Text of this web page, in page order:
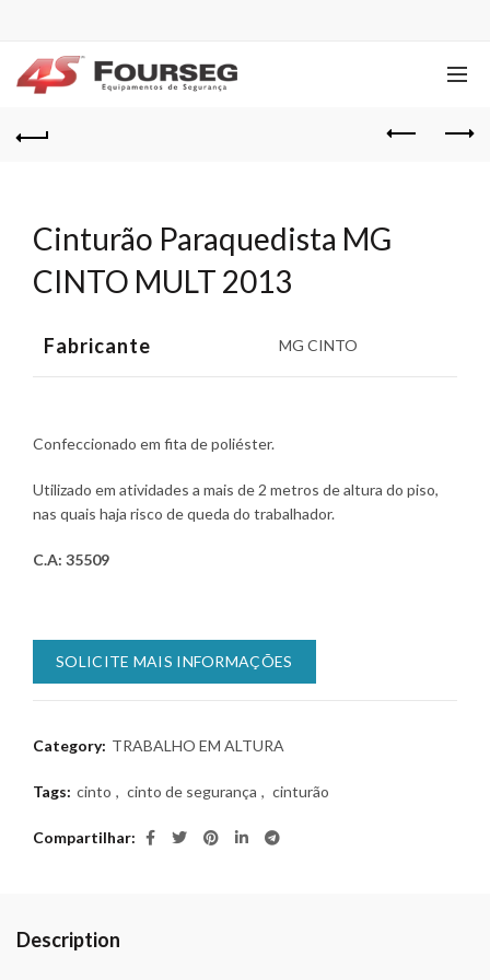
Cinturão Paraquedista MG
CINTO MULT 2013
Fabricante MG CINTO
Confeccionado em fita de poliéster.
Utilizado em atividades a mais de 2 metros de altura do piso,
nas quais haja risco de queda do trabalhador.
C.A: 35509
SOLICITE MAIS INFORMAÇÕES
Category: TRABALHO EM ALTURA
Tags: cinto , cinto de segurança , cinturão
Compartilhar
Description